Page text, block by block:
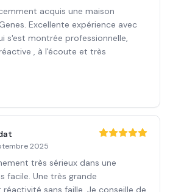
acquis une maison
Excellente expérience avec
s'est montrée professionnelle,
, à l'écoute et très
2025
très sérieux dans une
facile. Une très grande
sans faille. Je conseille de